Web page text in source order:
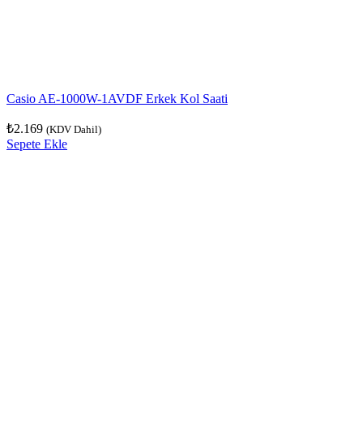
Casio AE-1000W-1AVDF Erkek Kol Saati
₺2.169 (KDV Dahil)
Sepete Ekle